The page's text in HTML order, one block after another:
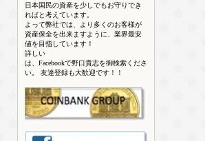
日本国民の資産を少しでもお守りでき
ればと考えています。
よって弊社では、より多くのお客様が
資産保全を出来ますように、業界最安
値を目指しています！
詳しい
は、Facebookで野口貴志を御検索くださ
い。 友達登録も大歓迎です！！